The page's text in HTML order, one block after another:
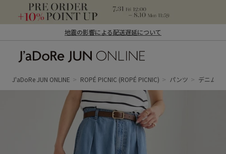
地震の影響による配送遅延について
ン オンライン）
J'aDoRe JUN ONLINE ROPÉ PICNIC (ROPÉ PICNIC) パンツ デニムパ